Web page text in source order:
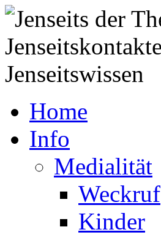
Home
Info
Medialität
Weckruf
Kinder